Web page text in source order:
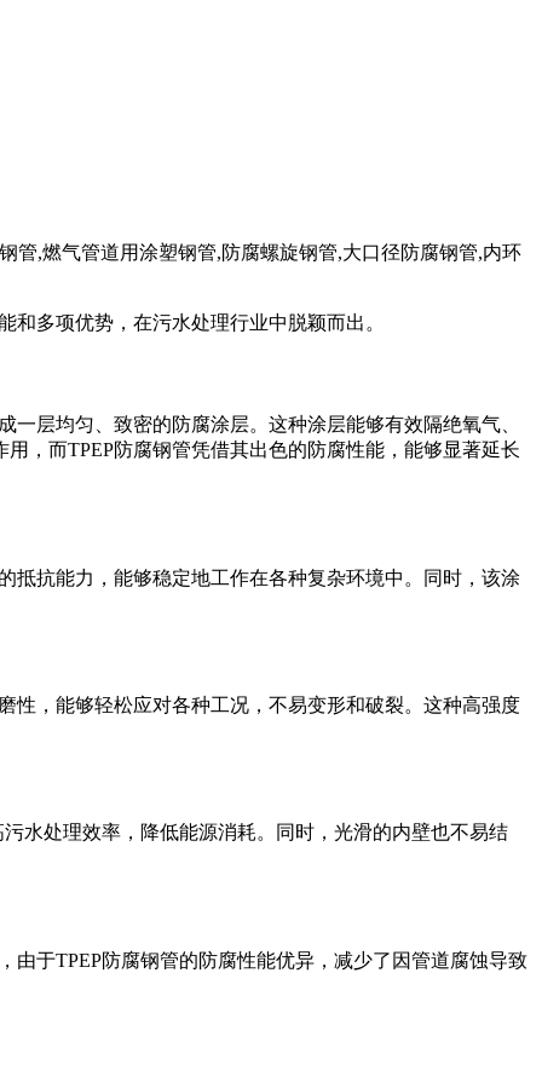
管,燃气管道用涂塑钢管,防腐螺旋钢管,大口径防腐钢管,内环
多项优势，在污水处理行业中脱颖而出。
层均匀、致密的防腐涂层。这种涂层能够有效隔绝氧气、
，而TPEP防腐钢管凭借其出色的防腐性能，能够显著延长
抵抗能力，能够稳定地工作在各种复杂环境中。同时，该涂
性，能够轻松应对各种工况，不易变形和破裂。这种高强度
水处理效率，降低能源消耗。同时，光滑的内壁也不易结
于TPEP防腐钢管的防腐性能优异，减少了因管道腐蚀导致